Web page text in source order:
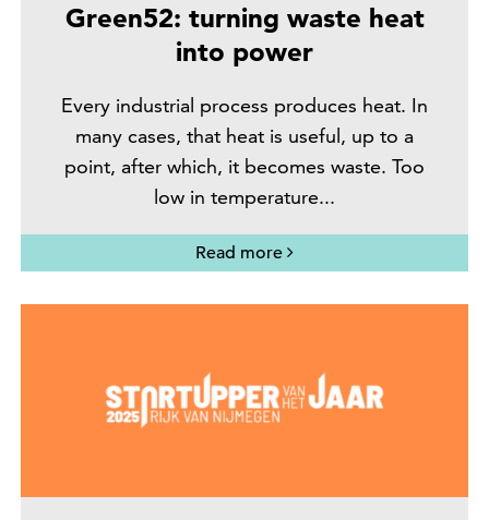
Green52: turning waste heat
into power
Every industrial process produces heat. In
many cases, that heat is useful, up to a
point, after which, it becomes waste. Too
low in temperature...
Read more